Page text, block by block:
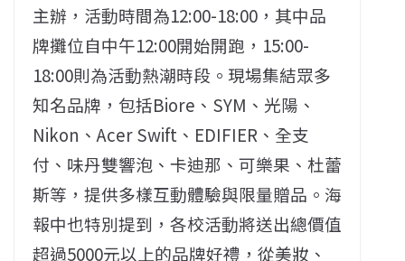
主辦，活動時間為12:00-18:00，其中品
牌攤位自中午12:00開始開跑，15:00-
18:00則為活動熱潮時段。現場集結眾多
知名品牌，包括Biore、SYM、光陽、
Nikon、Acer Swift、EDIFIER、全支
付、味丹雙響泡、卡迪那、可樂果、杜蕾
斯等，提供多樣互動體驗與限量贈品。海
報中也特別提到，各校活動將送出總價值
超過5000元以上的品牌好禮，從美妝、